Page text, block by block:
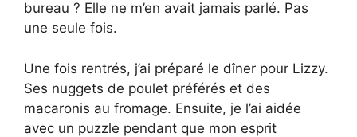
bureau ? Elle ne m’en avait jamais parlé. Pas
une seule fois.
Une fois rentrés, j’ai préparé le dîner pour Lizzy.
Ses nuggets de poulet préférés et des
macaronis au fromage. Ensuite, je l’ai aidée
avec un puzzle pendant que mon esprit